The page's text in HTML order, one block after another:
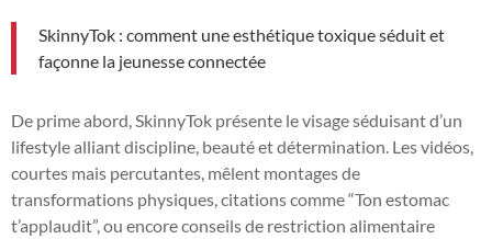
SkinnyTok : comment une esthétique toxique séduit et
façonne la jeunesse connectée
De prime abord, SkinnyTok présente le visage séduisant d’un
lifestyle alliant discipline, beauté et détermination. Les vidéos,
courtes mais percutantes, mêlent montages de
transformations physiques, citations comme “Ton estomac
t’applaudit”, ou encore conseils de restriction alimentaire